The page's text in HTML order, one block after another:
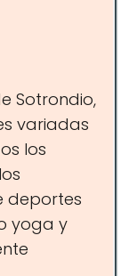
Sotrondio,
variadas
los
deportes
yoga y